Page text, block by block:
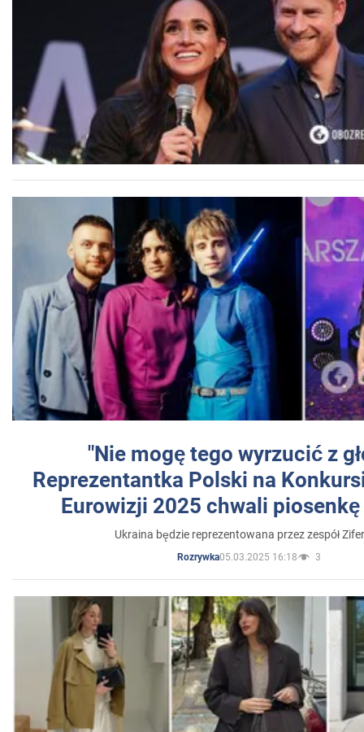
"Nie mogę tego wyrzucić z
Reprezentantka Polski na
Eurowizji 2025 chwali
Ukraina będzie reprezentowana przez zespół
Rozrywka05.03.2025 16:18 3